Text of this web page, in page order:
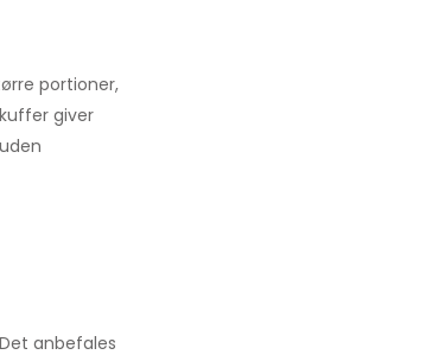
portioner,
giver
anbefales